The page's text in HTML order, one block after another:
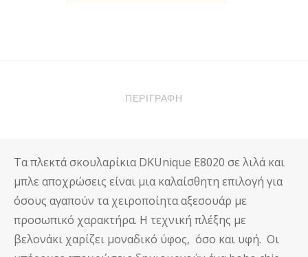
ΠΕΡΙΓΡΑΦΉ
Τα πλεκτά σκουλαρίκιαDKUnique E8020 σε λιλά και
μπλε αποχρώσεις είναι μια καλαίσθητη επιλογή για
όσους αγαπούν τα χειροποίητα αξεσουάρ με
προσωπικό χαρακτήρα. Η τεχνική πλέξης με
βελονάκι χαρίζει μοναδικό ύφος, όσο και υφή. Οι